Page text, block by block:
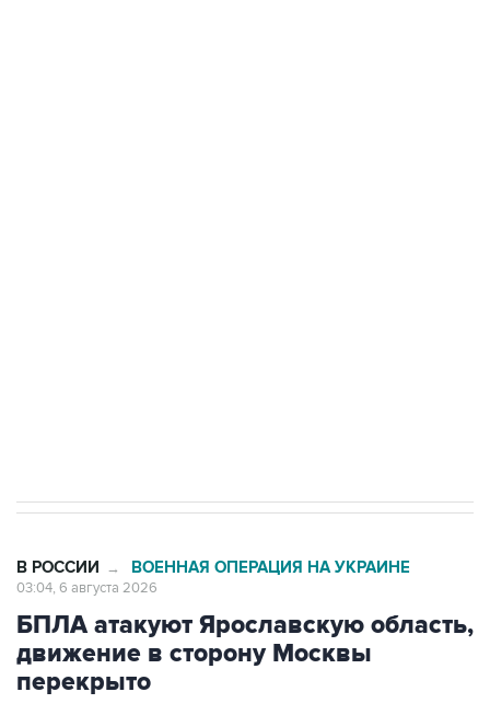
В РОССИИ → ВОЕННАЯ ОПЕРАЦИЯ НА УКРАИНЕ
03:04, 6 августа 2026
БПЛА атакуют Ярославскую область,
движение в сторону Москвы
перекрыто